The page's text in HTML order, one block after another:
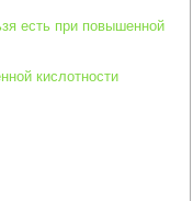
есть при повышенной
кислотности